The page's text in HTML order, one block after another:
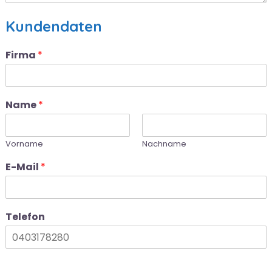
Kundendaten
Firma *
Name*
Vorname Nachname
E-Mail *
Telefon